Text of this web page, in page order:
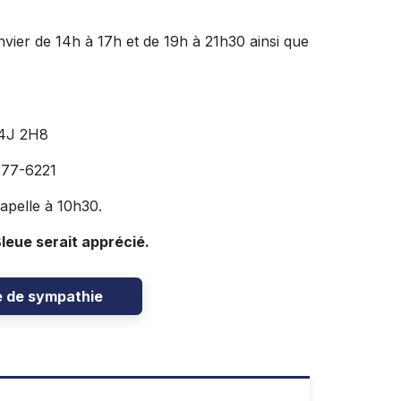
de 14h à 17h et de 19h à 21h30 ainsi que
2H8
6221
à 10h30.
serait apprécié.
de sympathie